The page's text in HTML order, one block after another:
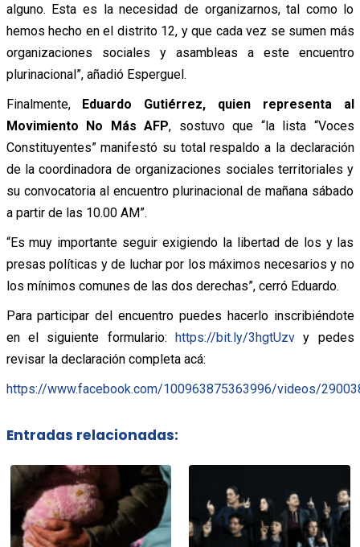
alguno. Esta es la necesidad de organizarnos, tal como lo
hemos hecho en el distrito 12, y que cada vez se sumen más
organizaciones sociales y asambleas a este encuentro
plurinacional”, añadió Esperguel.
Finalmente, Eduardo Gutiérrez, quien representa al
Movimiento No Más AFP, sostuvo que “la lista “Voces
Constituyentes” manifestó su total respaldo a la declaración
de la coordinadora de organizaciones sociales territoriales y
su convocatoria al encuentro plurinacional de mañana sábado
a partir de las 10.00 AM”.
“Es muy importante seguir exigiendo la libertad de los y las
presas políticas y de luchar por los máximos necesarios y no
los mínimos comunes de las dos derechas”, cerró Eduardo.
Para participar del encuentro puedes hacerlo inscribiéndote
en el siguiente formulario: https://bit.ly/3hgtUzvy pedes
revisar la declaración completa acá:
https://www.facebook.com/100963875363996/videos/
Entradas relacionadas: